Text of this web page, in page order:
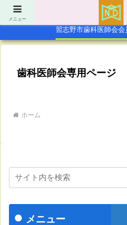
習志野市歯科医師会
歯科医師会専用ページ
ホーム
メニュー
メニュー